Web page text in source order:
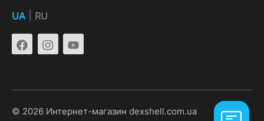
UA RU
© 2026 Интернет-магазин dexshell.com.ua